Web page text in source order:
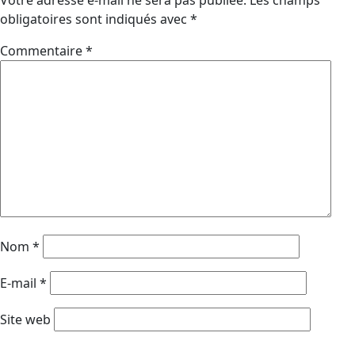
obligatoires sont indiqués avec *
Commentaire*
Nom *
E-mail *
Site web